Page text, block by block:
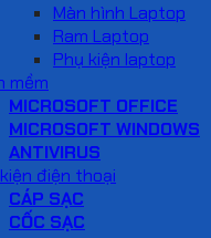
Màn hình Laptop
Ram Laptop
Phụ kiện laptop
mềm
MICROSOFT OFFICE
MICROSOFT WINDOWS
ANTIVIRUS
điện thoại
CÁP SẠC
CỐC SẠC